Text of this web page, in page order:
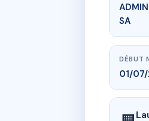
SA
DÉBUT
01/